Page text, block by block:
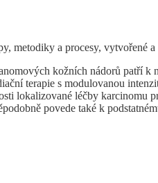
metodiky a procesy, vytvořené
kožních nádorů
terapie s modulovanou
lokalizované léčby karcinomu
povede také k